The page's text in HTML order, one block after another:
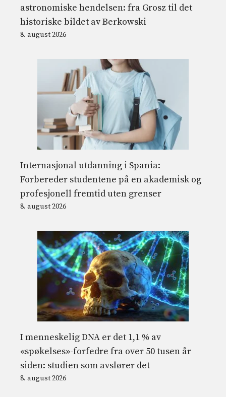
astronomiske hendelsen: fra Grosz til det
historiske bildet av Berkowski
8. august 2026
Internasjonal utdanning i Spania:
Forbereder studentene på en akademisk og
profesjonell fremtid uten grenser
8. august 2026
I menneskelig DNA er det 1,1 % av
«spøkelses»-forfedre fra over 50 tusen år
siden: studien som avslører det
8. august 2026